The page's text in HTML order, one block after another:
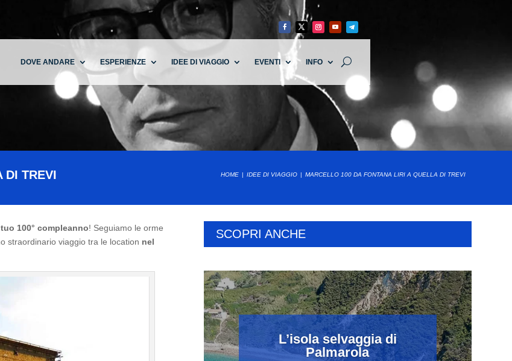
DOVE ANDARE ESPERIENZE IDEE DI VIAGGIO EVENTI INFO
DI TREVI HOME IDEE DI VIAGGIO MARCELLO 100 DA FONTANA LIRI A QUELLA DI TREVI
100° compleanno! Seguiamo le orme
straordinario viaggio tra le location nel
SCOPRI ANCHE
L’isola selvaggia di
Palmarola